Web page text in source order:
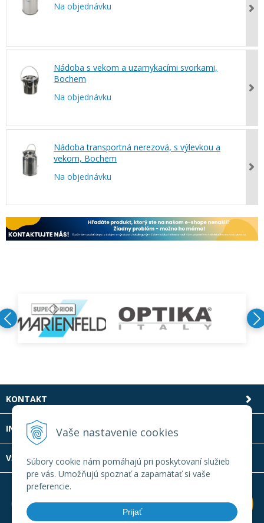
Vaše nastavenie cookies
Súbory cookie nám pomáhajú pri poskytovaní služieb
pre vás. Umožňujú spoznať a zapamätať si vaše
preferencie.
Prijať
Na objednávku
Nádoba s vekom a uzamykacími svorkami,
Bochem
Na objednávku
Nádoba transportná nerezová, s výlevkou a
vekom, Bochem
Na objednávku
KONTAKT
INFOLINKA
VŠETKO O NÁKUPE